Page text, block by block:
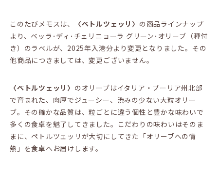
このたびメモスは、 〈ペトルツェッリ〉 の商品ラインナップ
より、ベッラ･ディ･チェリニョーラ グリーン･オリーブ（種付
き）のラベルが、2025年入港分より変更となりました。その
他商品につきましては、変更ございません。
〈ペトルツェッリ〉 のオリーブはイタリア・プーリア州北部
で育まれた、肉厚でジューシー、渋みの少ない大粒オリー
ブ。その確かな品質は、粒ごとに違う個性と豊かな味わいで
多くの食卓を魅了してきました。こだわりの味わいはそのま
まに、ペトルツェッリが大切にしてきた「オリーブへの情
熱」を食卓へお届けします。